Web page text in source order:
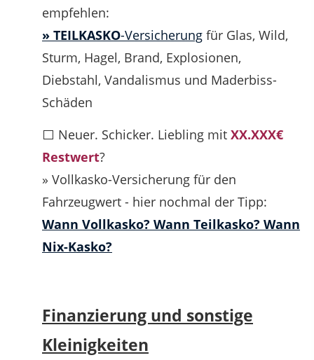
empfehlen:
» TEILKASKO-Versicherung für Glas, Wild,
Sturm, Hagel, Brand, Explosionen,
Diebstahl, Vandalismus und Maderbiss-
Schäden
⬜ Neuer. Schicker. Liebling mit XX.XXX€
Restwert?
» Vollkasko-Versicherung für den
Fahrzeugwert - hier nochmal der Tipp:
Wann Vollkasko? Wann Teilkasko? Wann
Nix-Kasko?
Finanzierung und sonstige
Kleinigkeiten